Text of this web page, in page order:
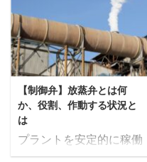
すと次のようになりま
す。 プラントメーカーの
設計がプラントの要求性
能を満たすために必要な
機器の仕様を購買仕様書
に記載して、メーカーは
...
ンバイパス弁とは何か、
その役割や作動する状況
について解説します。 タ
ービンバイパス弁とは タ
ービンバイパス弁とは主
蒸気から蒸気タービンを
バイパスさせて直接復水
器へ接続するラインに設
置する制御弁のことを言
【制御弁】放蒸弁とは何
か、役割、作動する状況と
は
プラントを安定的に稼働
させるために設置される